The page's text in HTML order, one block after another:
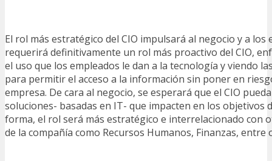
El rol más estratégico del CIO impulsará al negocio y a los
requerirá definitivamente un rol más proactivo del CIO,
el uso que los empleados le dan a la tecnología y viendo
para permitir el acceso a la información sin poner en
empresa. De cara al negocio, se esperará que el CIO
soluciones- basadas en IT- que impacten en los objetivos
forma, el rol será más estratégico e interrelacionado con
de la compañía como Recursos Humanos, Finanzas, entre